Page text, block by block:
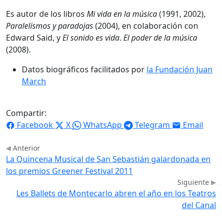
Es autor de los libros Mi vida en la música(1991, 2002),
Paralelismos y paradojas(2004), en colaboración con
Edward Said, yEl sonido es vida. El poder de la música
(2008).
Datos biográficos facilitados por la Fundación Juan
March
Compartir:
Facebook
X WhatsApp Telegram Email
Anterior
La Quincena Musical de San Sebastián galardonada en
los premios Greener Festival 2011
Siguiente
Les Ballets de Montecarlo abren el año en los Teatros
del Canal